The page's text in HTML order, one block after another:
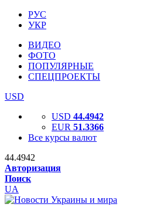
РУС
УКР
ВИДЕО
ФОТО
ПОПУЛЯРНЫЕ
СПЕЦПРОЕКТЫ
USD
USD 44.4942
EUR 51.3366
Все курсы валют
44.4942
Авторизация
Поиск
UA